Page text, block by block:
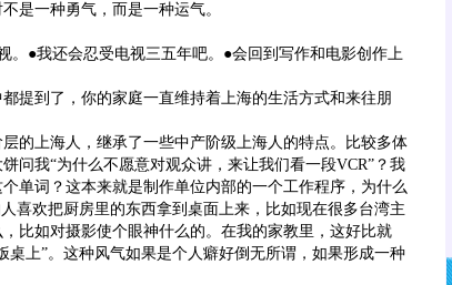
是一种勇气，而是一种运气。
●我还会忍受电视三五年吧。●会回到写作和电影创作上
到了，你的家庭一直维持着上海的生活方式和来往朋
上海人，继承了一些中产阶级上海人的特点。比较多体
问我“为什么不愿意对观众讲，来让我们看一段VCR”？我
单词？这本来就是制作单位内部的一个工作程序，为什么
喜欢把厨房里的东西拿到桌面上来，比如现在很多台湾主
比如对摄影使个眼神什么的。在我的家教里，这好比就
桌上”。这种风气如果是个人癖好倒无所谓，如果形成一种